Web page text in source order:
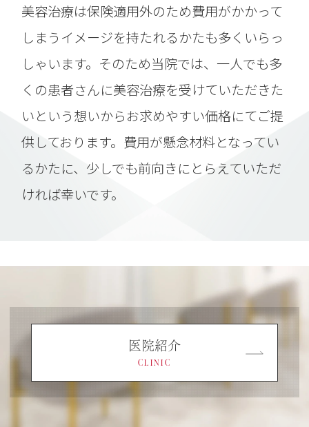
美容治療は保険適用外のため費用がかかって
しまうイメージを持たれるかたも多くいらっ
しゃいます。そのため当院では、一人でも多
くの患者さんに美容治療を受けていただきた
いという想いからお求めやすい価格にてご提
供しております。費用が懸念材料となってい
るかたに、少しでも前向きにとらえていただ
ければ幸いです。
医院紹介
CLINIC